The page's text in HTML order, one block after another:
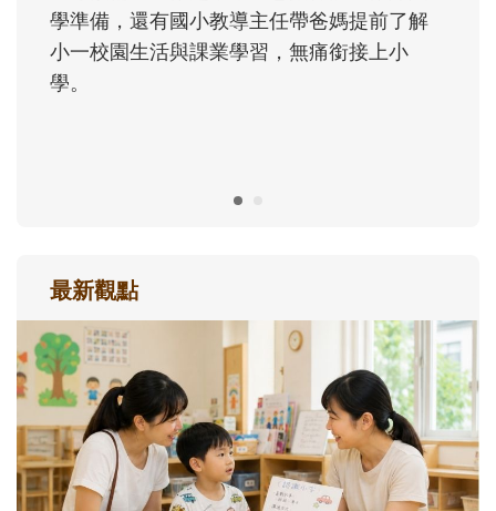
大。從給予安全感的肢體遊戲，到獨立自
主、角色認同及解決問題的能力養成。爸爸
正嘗試用不同的模樣，參與孩子每個重要的
最新觀點